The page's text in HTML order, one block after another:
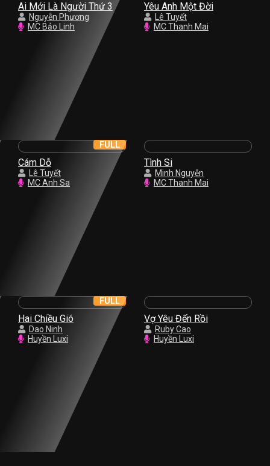
Ai Mới Là Người Thứ 3
Nguyễn Phương
MC Bảo Linh
Yêu Anh Một Đời
Lê Tuyết
MC Thanh Mai
Cám Dỗ
Lê Tuyết
MC Anh Sa
FULL
Tình Si
Minh Nguyễn
MC Thanh Mai
Hai Chiều Gió
Dao Ninh
Huyền Luxi
FULL
Vợ Yêu Đến Rồi
Ruby Cao
Huyền Luxi